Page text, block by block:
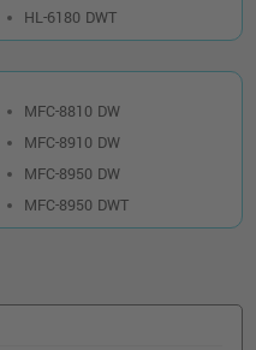
HL-6180 DWT
MFC-8810 DW
MFC-8910 DW
MFC-8950 DW
MFC-8950 DWT